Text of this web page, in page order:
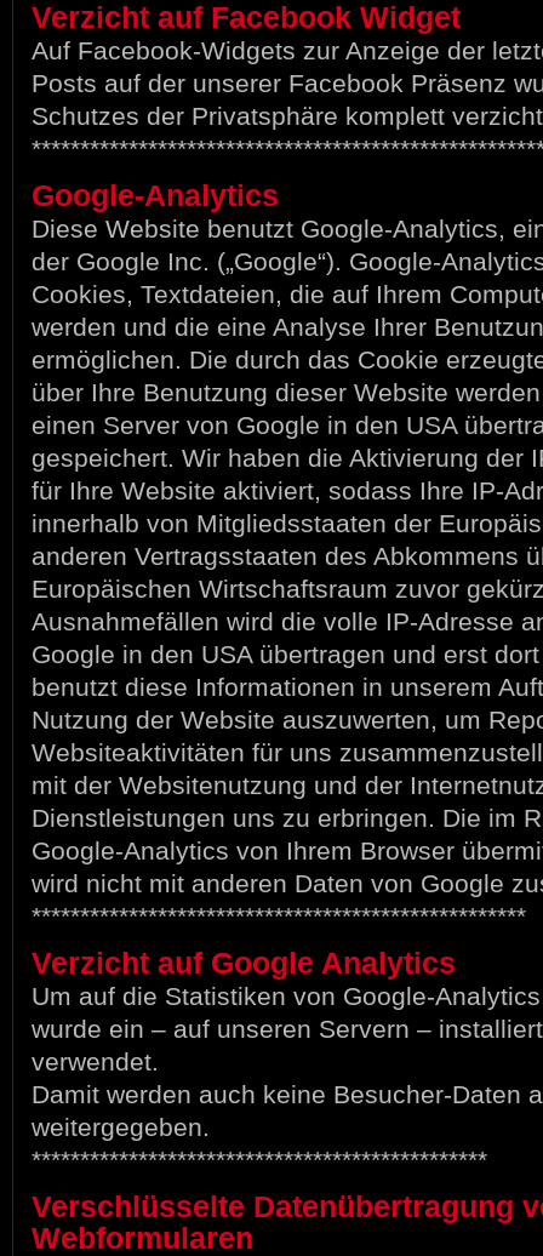
Verzicht auf Facebook Widget
Auf Facebook-Widgets zur Anzeige der
Posts auf der unserer Facebook Präsenz
Schutzes der Privatsphäre komplett
Google-Analytics
Diese Website benutzt Google-Analytics,
der Google Inc. („Google“). Google-
Cookies, Textdateien, die auf Ihrem
werden und die eine Analyse Ihrer
ermöglichen. Die durch das Cookie
über Ihre Benutzung dieser Website
einen Server von Google in den USA
gespeichert. Wir haben die Aktivierung der
für Ihre Website aktiviert, sodass Ihre IP-
innerhalb von Mitgliedsstaaten der
anderen Vertragsstaaten des Abkommens
Europäischen Wirtschaftsraum zuvor
Ausnahmefällen wird die volle IP-Adresse
Google in den USA übertragen und erst
benutzt diese Informationen in unserem
Nutzung der Website auszuwerten, um
Websiteaktivitäten für uns
mit der Websitenutzung und der
Dienstleistungen uns zu erbringen. Die im
Google-Analytics von Ihrem Browser
wird nicht mit anderen Daten von Google
***************************************************
Verzicht auf Google Analytics
Um auf die Statistiken von Google-
wurde ein – auf unseren Servern –
verwendet.
Damit werden auch keine Besucher-Daten
weitergegeben.
***********************************************
Verschlüsselte Datenübertragung
Webformularen